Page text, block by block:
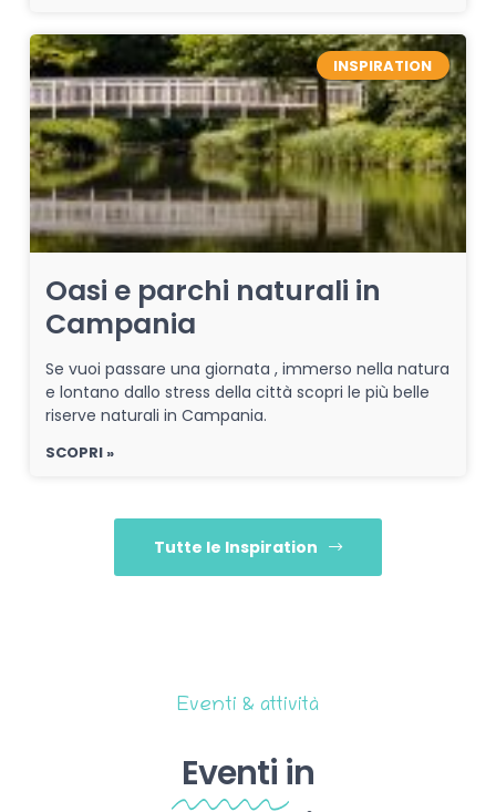
INSPIRATION
Oasi e parchi naturali in
Campania
Se vuoi passare una giornata , immerso nella natura
e lontano dallo stress della città scopri le più belle
riserve naturali in Campania.
SCOPRI »
Tutte le Inspiration
Eventi & attività
Eventi in